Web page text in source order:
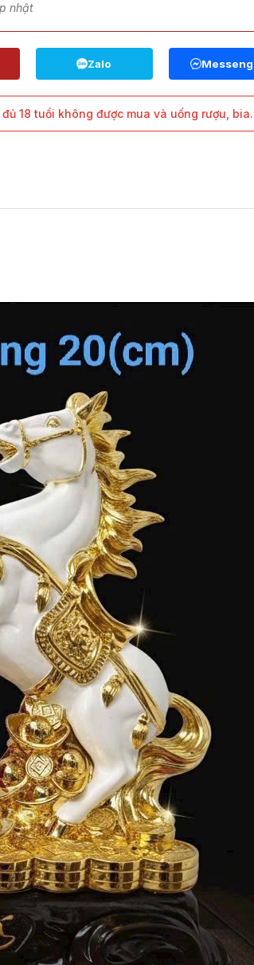
nhật
18 tuổi không được mua và uống rượu, bia.